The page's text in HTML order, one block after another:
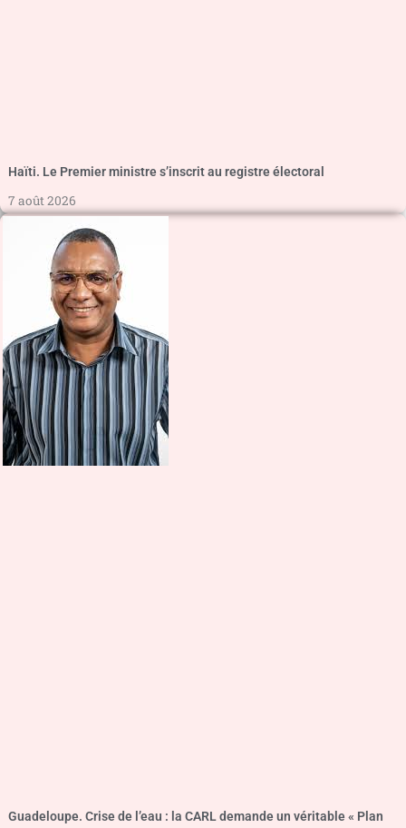
Haïti. Le Premier ministre s’inscrit au registre électoral
7 août 2026
Guadeloupe. Crise de l’eau : la CARL demande un véritable « Plan